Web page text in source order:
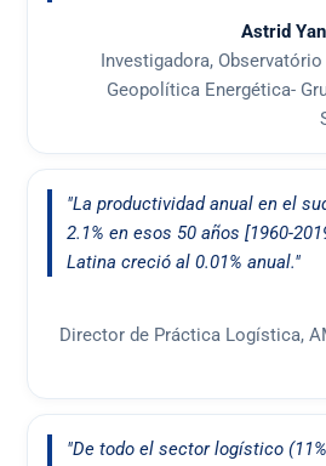
Astrid
Investigadora,
Geopolítica Energética-
"La productividad anual en el
2.1% en esos 50 años [1960-
Latina creció al 0.01% anual."
Director de Práctica Logística,
"De todo el sector logístico